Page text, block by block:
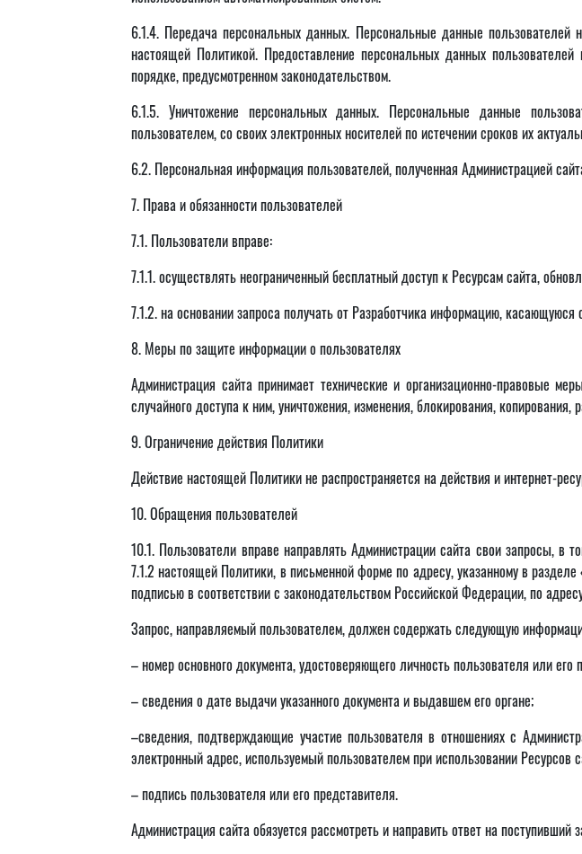
6.1.4. Передача персональных данных. Персональные данные
настоящей Политикой. Предоставление персональных данных
порядке, предусмотренном законодательством.
6.1.5. Уничтожение персональных данных. Персональные данные
пользователем, со своих электронных носителей по истечении сроков их
6.2. Персональная информация пользователей, полученная Администрацией
7. Права и обязанности пользователей
7.1. Пользователи вправе:
7.1.1. осуществлять неограниченный бесплатный доступ к Ресурсам сайта,
7.1.2. на основании запроса получать от Разработчика информацию,
8. Меры по защите информации о пользователях
Администрация сайта принимает технические и организационно-правовые
случайного доступа к ним, уничтожения, изменения, блокирования,
9. Ограничение действия Политики
Действие настоящей Политики не распространяется на действия и интернет-
10. Обращения пользователей
10.1. Пользователи вправе направлять Администрации сайта свои запросы, в
7.1.2 настоящей Политики, в письменной форме по адресу, указанному в
подписью в соответствии с законодательством Российской Федерации, по
Запрос, направляемый пользователем, должен содержать следующую
– номер основного документа, удостоверяющего личность пользователя или его
– сведения о дате выдачи указанного документа и выдавшем его органе;
–сведения, подтверждающие участие пользователя в отношениях с
электронный адрес, используемый пользователем при использовании Ресурсов
– подпись пользователя или его представителя.
Администрация сайта обязуется рассмотреть и направить ответ на